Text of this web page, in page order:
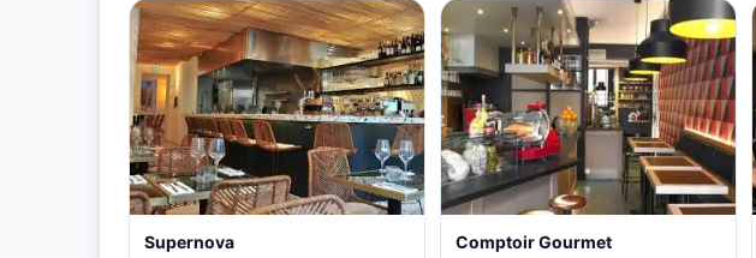
Supernova Comptoir Gourmet